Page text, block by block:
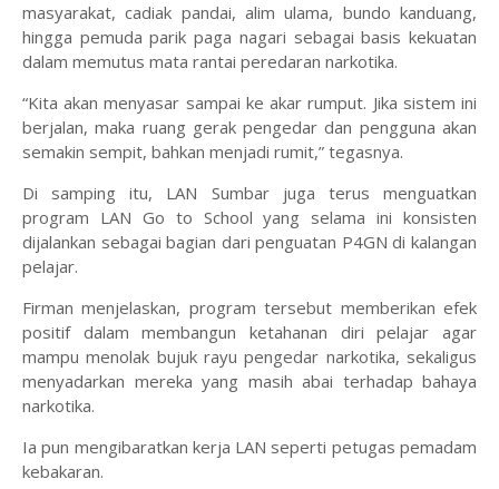
masyarakat, cadiak pandai, alim ulama, bundo kanduang,
hingga pemuda parik paga nagari sebagai basis kekuatan
dalam memutus mata rantai peredaran narkotika.
“Kita akan menyasar sampai ke akar rumput. Jika sistem ini
berjalan, maka ruang gerak pengedar dan pengguna akan
semakin sempit, bahkan menjadi rumit,” tegasnya.
Di samping itu, LAN Sumbar juga terus menguatkan
program LAN Go to School yang selama ini konsisten
dijalankan sebagai bagian dari penguatan P4GN di kalangan
pelajar.
Firman menjelaskan, program tersebut memberikan efek
positif dalam membangun ketahanan diri pelajar agar
mampu menolak bujuk rayu pengedar narkotika, sekaligus
menyadarkan mereka yang masih abai terhadap bahaya
narkotika.
Ia pun mengibaratkan kerja LAN seperti petugas pemadam
kebakaran.